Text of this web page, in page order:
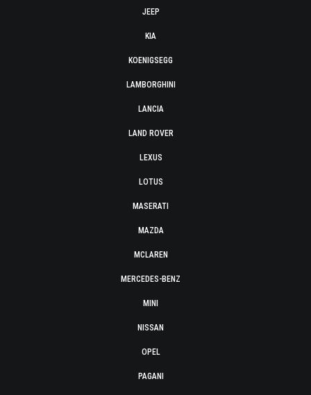
JEEP
KIA
KOENIGSEGG
LAMBORGHINI
LANCIA
LAND ROVER
LEXUS
LOTUS
MASERATI
MAZDA
MCLAREN
MERCEDES-BENZ
MINI
NISSAN
OPEL
PAGANI